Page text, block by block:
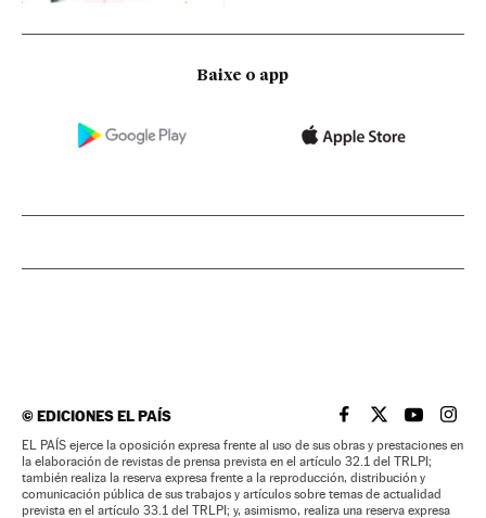
Baixe o app
©EDICIONES EL PAÍS EL PAÍS BRASIL EN
EL PAÍSEL PAÍS
EL
EL PAÍS ejerce la oposición expresa frente al uso de sus obras y prestaciones en
la elaboración de revistas de prensa prevista en el artículo 32.1 del TRLPI;
también realiza la reserva expresa frente a la reproducción, distribución y
comunicación pública de sus trabajos y artículos sobre temas de actualidad
prevista en el artículo 33.1 del TRLPI; y, asimismo, realiza una reserva expresa